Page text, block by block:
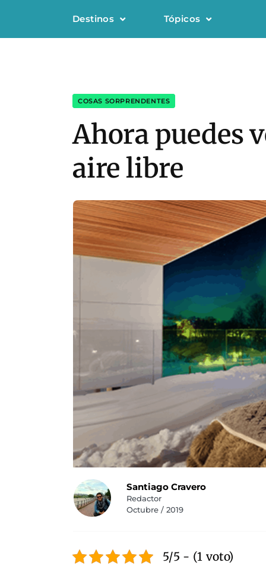
Destinos Tópicos
COSAS SORPRENDENTES
Ahora puedes
aire libre
Santiago Cravero
Redactor
Octubre / 2019
5/5 - (1 voto)